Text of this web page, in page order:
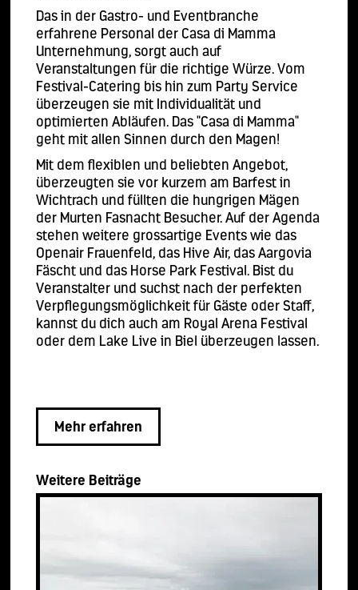
Das in der Gastro- und Eventbranche
erfahrene Personal der Casa di Mamma
Unternehmung, sorgt auch auf
Veranstaltungen für die richtige Würze. Vom
Festival-Catering bis hin zum Party Service
überzeugen sie mit Individualität und
optimierten Abläufen. Das "Casa di Mamma"
geht mit allen Sinnen durch den Magen!
Mit dem flexiblen und beliebten Angebot,
überzeugten sie vor kurzem am Barfest in
Wichtrach und füllten die hungrigen Mägen
der Murten Fasnacht Besucher. Auf der Agenda
stehen weitere grossartige Events wie das
Openair Frauenfeld, das Hive Air, das Aargovia
Fäscht und das Horse Park Festival. Bist du
Veranstalter und suchst nach der perfekten
Verpflegungsmöglichkeit für Gäste oder Staff,
kannst du dich auch am Royal Arena Festival
oder dem Lake Live in Biel überzeugen lassen.
Mehr erfahren
Weitere Beiträge